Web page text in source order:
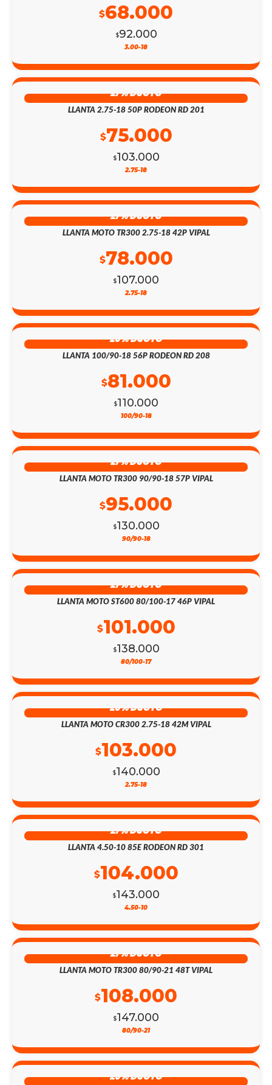
$92.000
$68.000
3.00-18
27% DSCTO
LLANTA 2.75-18 50P RODEON RD 201
$103.000
$75.000
2.75-18
27% DSCTO
LLANTA MOTO TR300 2.75-18 42P VIPAL
$107.000
$78.000
2.75-18
26% DSCTO
LLANTA 100/90-18 56P RODEON RD 208
$110.000
$81.000
100/90-18
27% DSCTO
LLANTA MOTO TR300 90/90-18 57P VIPAL
$130.000
$95.000
90/90-18
27% DSCTO
LLANTA MOTO ST600 80/100-17 46P VIPAL
$138.000
$101.000
80/100-17
26% DSCTO
LLANTA MOTO CR300 2.75-18 42M VIPAL
$140.000
$103.000
2.75-18
27% DSCTO
LLANTA 4.50-10 85E RODEON RD 301
$143.000
$104.000
4.50-10
27% DSCTO
LLANTA MOTO TR300 80/90-21 48T VIPAL
$147.000
$108.000
80/90-21
26% DSCTO